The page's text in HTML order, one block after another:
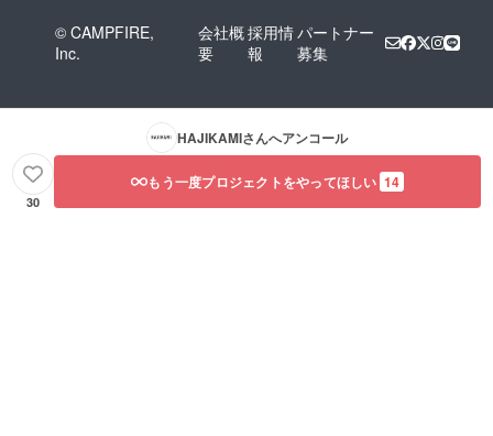
© CAMPFIRE,
Inc.
会社概
要
採用情
報
パートナー
募集
HAJIKAMIさんへアンコール
30
もう一度プロジェクトをやってほしい 14